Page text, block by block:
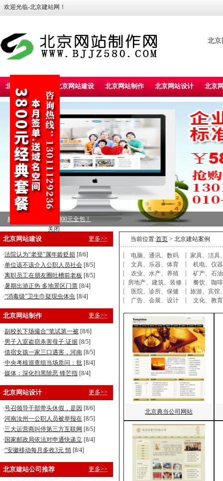
欢迎光临-北京建站网！
北京
北京建站首页 北京网站建设 北京网站制作 北京网站设计 北京
标准型企业建站，5800元全包！
营销型企业建站，8800元全包！
北京网站建设 更多>>
·法院认为“老登”属年龄贬损 [8/6]
·单位该不该介入公职人员社会 [8/5]
·离职员工在朋友圈吐槽前老板 [8/5]
·暑期出游正热 多地景区门票 [8/4]
·“消毒级”卫生巾疑现虫体虫 [8/4]
北京网站制作 更多>>
·副校长下场撮合“笔试第一被 [8/6]
·男子入室盗窃杀害母子:证据 [8/5]
·借宿女孩一家三口遇害，河南 [8/5]
·中央考核巡查组当场质问：批 [8/4]
·媒体：深化扫黑除恶 锋芒指 [8/4]
北京网站设计 更多>>
·号召领导干部带头休假，是因 [8/6]
·河南汝州一公职人员被举报在 [8/5]
·三大运营商叫停第三方互联网 [8/5]
· 国家邮政局依法对申通快递立 [8/4]
·“安徽移动每月多收3元 悄 [8/4]
北京建站公司推荐 更多>>
当前位置:首页 > 北京建站案例
电脑、通讯、数码
家具、洁具
文具、乐器、体育
机电、仪
农业、水产、养殖
矿产、石
房地产、建筑、装修
餐饮、咖
医院、诊所、保健
旅游、宾馆
广告、会展、设计
文化、教
北京典当公司网站
关闭